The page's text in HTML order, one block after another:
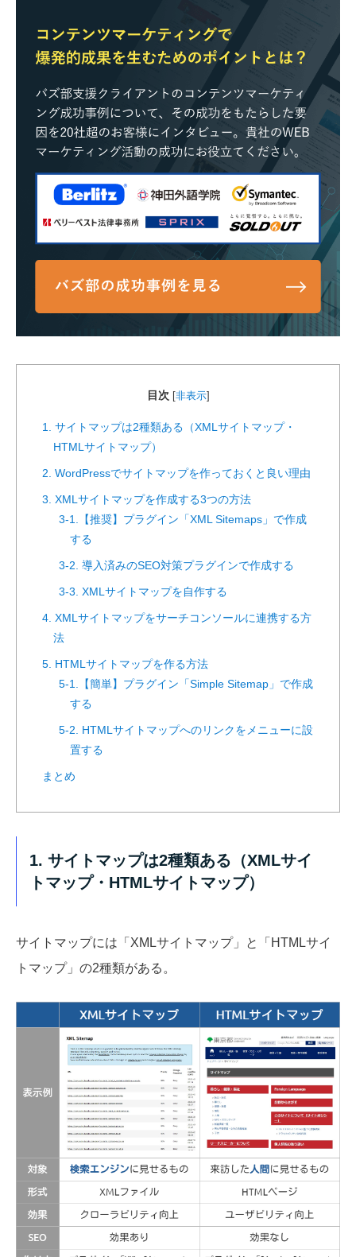
目次 非表示]
1. サイトマップは2種類ある（XMLサイトマップ・
HTMLサイトマップ）
2. WordPressでサイトマップを作っておくと良い理由
3. XMLサイトマップを作成する3つの方法
3-1.【推奨】プラグイン「XML Sitemaps」で作成
する
3-2. 導入済みのSEO対策プラグインで作成する
3-3. XMLサイトマップを自作する
4. XMLサイトマップをサーチコンソールに連携する方
法
5. HTMLサイトマップを作る方法
5-1.【簡単】プラグイン「Simple Sitemap」で作成
する
5-2. HTMLサイトマップへのリンクをメニューに設
置する
まとめ
1. サイトマップは2種類ある（XMLサイ
トマップ・HTMLサイトマップ）
サイトマップには「XMLサイトマップ」と「HTMLサイ
トマップ」の2種類がある。